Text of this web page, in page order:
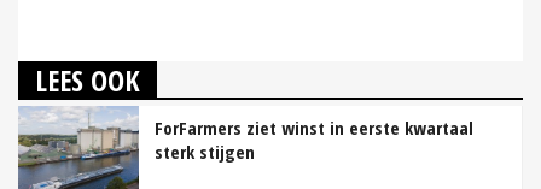
LEES OOK
ForFarmers ziet winst in eerste kwartaal
sterk stijgen